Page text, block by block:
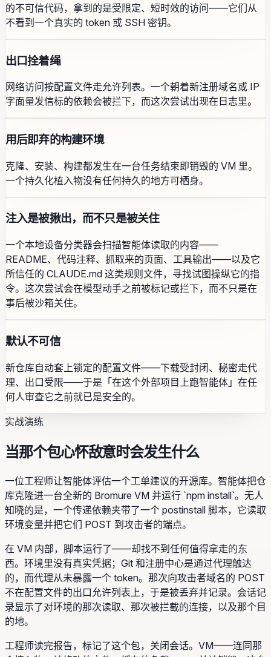
的不可信代码，拿到的是受限定、短时效的访问——它们从
不看到一个真实的 token 或 SSH 密钥。
出口拴着绳
网络访问按配置文件走允许列表。一个朝着新注册域名或 IP
字面量发信标的依赖会被拦下，而这次尝试出现在日志里。
用后即弃的构建环境
克隆、安装、构建都发生在一台任务结束即销毁的 VM 里。
一个持久化植入物没有任何持久的地方可栖身。
注入是被揪出，而不只是被关住
一个本地设备分类器会扫描智能体读取的内容——
README、代码注释、抓取来的页面、工具输出——以及它
所信任的 CLAUDE.md 这类规则文件，寻找试图操纵它的指
令。这次尝试会在模型动手之前被标记或拦下，而不只是在
事后被沙箱关住。
默认不可信
新仓库自动套上锁定的配置文件——下载受封闭、秘密走代
理、出口受限——于是「在这个外部项目上跑智能体」在任
何人审查它之前就已是安全的。
实战演练
当那个包心怀敌意时会发生什么
一位工程师让智能体评估一个工单建议的开源库。智能体把仓
库克隆进一台全新的 Bromure VM 并运行 `npm install`。无人
知晓的是，一个传递依赖夹带了一个 postinstall 脚本，它读取
环境变量并把它们 POST 到攻击者的端点。
在 VM 内部，脚本运行了——却找不到任何值得拿走的东
西。环境里没有真实凭据；Git 和注册中心是通过代理触达
的，而代理从未暴露一个 token。那次向攻击者域名的 POST
不在配置文件的出口允许列表上，于是被丢弃并记录。会话记
录显示了对环境的那次读取、那次被拦截的连接，以及那个目
的地。
工程师读完报告，标记了这个包，关闭会话。VM——连同那